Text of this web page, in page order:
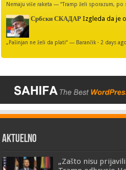
Nemaju više raketa — “Tramp želi sporazum, po
Србски СКАДАР Izgleda da je
„Pašinjan ne želi da plati“ — Barančik · 2 days ago
AKTUELNO
„Zašto nisu